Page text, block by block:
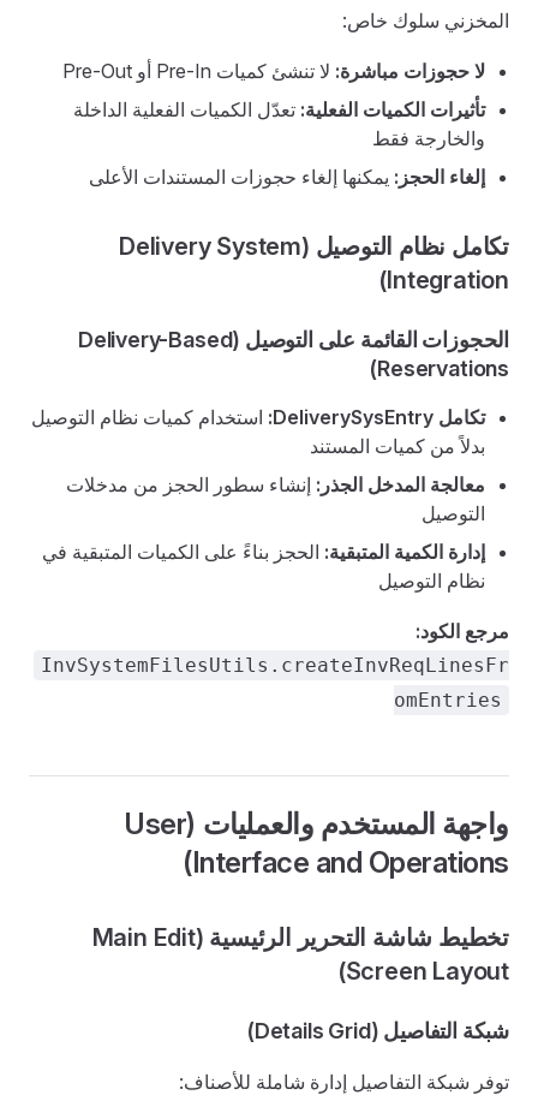
المخزني سلوك خاص:
لا حجوزات مباشرة: لا تنشئ كميات Pre-In أو Pre-Out
تأثيرات الكميات الفعلية: تعدّل الكميات الفعلية الداخلة
والخارجة فقط
إلغاء الحجز: يمكنها إلغاء حجوزات المستندات الأعلى
تكامل نظام التوصيل (Delivery System
Integration)
الحجوزات القائمة على التوصيل (Delivery-Based
Reservations)
تكامل DeliverySysEntry:
استخدام كميات نظام التوصيل
بدلاً من كميات المستند
معالجة المدخل الجذر: إنشاء سطور الحجز من مدخلات
التوصيل
إدارة الكمية المتبقية: الحجز بناءً على الكميات المتبقية في
نظام التوصيل
مرجع الكود:
InvSystemFilesUtils.createInvReqLinesFr
omEntries
واجهة المستخدم والعمليات (User
Interface and Operations)
تخطيط شاشة التحرير الرئيسية (Main Edit
Screen Layout)
شبكة التفاصيل (Details Grid)
توفر شبكة التفاصيل إدارة شاملة للأصناف: